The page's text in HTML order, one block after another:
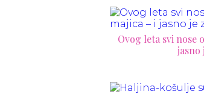
Ovog leta svi nose
jasno